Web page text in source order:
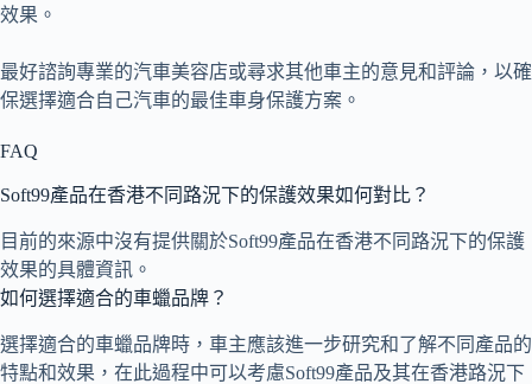
效果。
最好諮詢專業的汽車美容店或尋求其他車主的意見和評論，以確
保選擇適合自己汽車的最佳車身保護方案。
FAQ
Soft99產品在香港不同路況下的保護效果如何對比？
目前的來源中沒有提供關於Soft99產品在香港不同路況下的保護
效果的具體資訊。
如何選擇適合的車蠟品牌？
選擇適合的車蠟品牌時，車主應該進一步研究和了解不同產品的
特點和效果，在此過程中可以考慮Soft99產品及其在香港路況下